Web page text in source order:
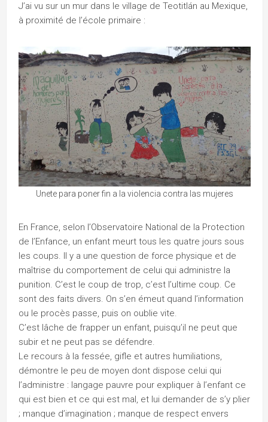
J’ai vu sur un mur dans le village de Teotitlán au Mexique,
à proximité de l’école primaire :
Unete para poner fin a la violencia contra las mujeres
En France, selon l’Observatoire National de la Protection
de l’Enfance, un enfant meurt tous les quatre jours sous
les coups. Il y a une question de force physique et de
maîtrise du comportement de celui qui administre la
punition. C’est le coup de trop, c’est l’ultime coup. Ce
sont des faits divers. On s’en émeut quand l’information
ou le procès passe, puis on oublie vite.
C’est lâche de frapper un enfant, puisqu’il ne peut que
subir et ne peut pas se défendre.
Le recours à la fessée, gifle et autres humiliations,
démontre le peu de moyen dont dispose celui qui
l’administre : langage pauvre pour expliquer à l’enfant ce
qui est bien et ce qui est mal, et lui demander de s’y plier
; manque d’imagination ; manque de respect envers